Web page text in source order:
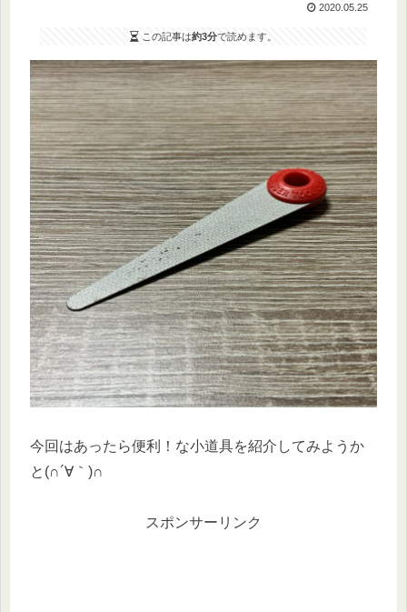
2020.05.25
この記事は約3分で読めます。
今回はあったら便利！な小道具を紹介してみようか
と(∩´∀｀)∩
スポンサーリンク